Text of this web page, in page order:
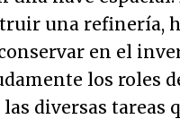
una refinería,
en el
los roles
diversas tareas